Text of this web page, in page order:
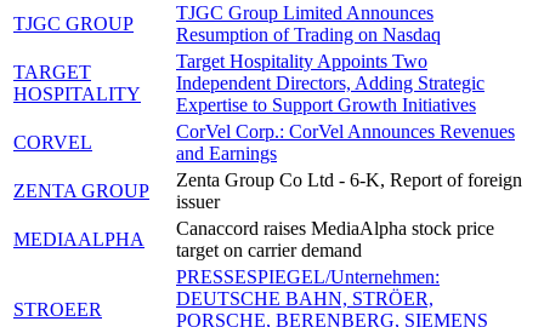
TJGC GROUP
TJGC Group Limited Announces
Resumption of Trading on Nasdaq
TARGET
HOSPITALITY
Target Hospitality Appoints Two
Independent Directors, Adding Strategic
Expertise to Support Growth Initiatives
CORVEL
CorVel Corp.: CorVel Announces Revenues
and Earnings
ZENTA GROUP
Zenta Group Co Ltd - 6-K, Report of foreign
issuer
MEDIAALPHA
Canaccord raises MediaAlpha stock price
target on carrier demand
STROEER
PRESSESPIEGEL/Unternehmen:
DEUTSCHE BAHN, STRÖER,
PORSCHE, BERENBERG, SIEMENS